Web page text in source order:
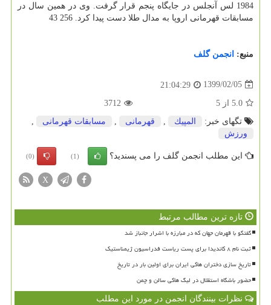
1984 لس آنجلس در جایگاه پنجم قرار گرفت. وی در همین سال در
مسابقات قهرمانی اروپا به مدال طلا دست پیدا کرد. 256 43
منبع: انجمن گلف
1399/02/05
21:04:29
5.0 از 5
3712
تگهای خبر:
المپیك قهرمانی مسابقات قهرمانی
ورزش
این مطلب انجمن گلف را می پسندید؟ (1)
(0)
X
تازه ترین مطالب مرتبط
گفتگو با قهرمان جهان که در مبارزه با اشرار جانباز شد
ثبت نام ۸ کاندیدا برای پست ریاست فدراسیون ژیمناستیک
تاریخ سازی دختران هاکی ایران برای اولین بار در تاریخ
حضور باشگاه استقلال در لیگ هاکی سالن و چمن
نظرات بینندگان انجمن در مورد این مطلب